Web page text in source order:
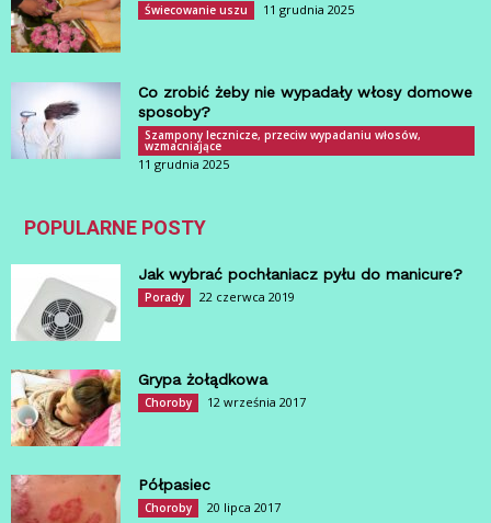
Świecowanie uszu 11 grudnia 2025
Co zrobić żeby nie wypadały włosy domowe
sposoby?
Szampony lecznicze, przeciw wypadaniu włosów,
wzmacniające
11 grudnia 2025
POPULARNE POSTY
Jak wybrać pochłaniacz pyłu do manicure?
Porady 22 czerwca 2019
Grypa żołądkowa
Choroby 12 września 2017
Półpasiec
Choroby 20 lipca 2017